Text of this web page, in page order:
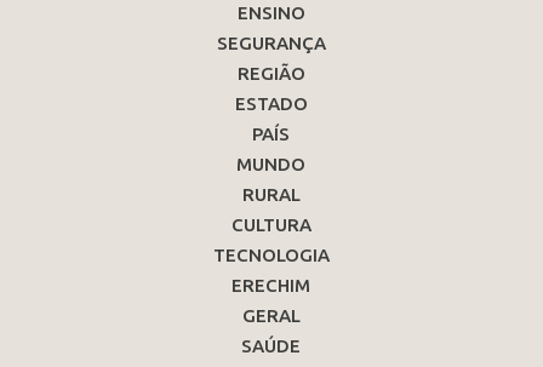
ENSINO
SEGURANÇA
REGIÃO
ESTADO
PAÍS
MUNDO
RURAL
CULTURA
TECNOLOGIA
ERECHIM
GERAL
SAÚDE